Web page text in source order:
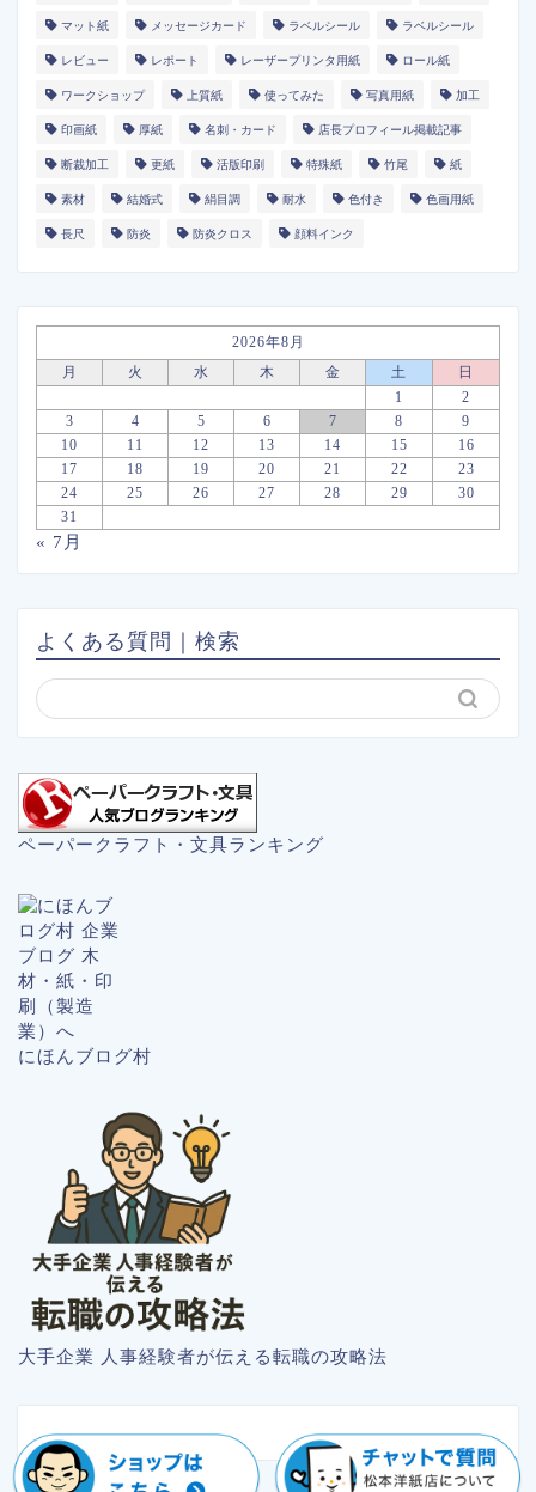
マット紙 メッセージカード ラベルシール ラベルシール
レビュー レポート レーザープリンタ用紙 ロール紙
ワークショップ 上質紙 使ってみた 写真用紙 加工
印画紙 厚紙 名刺・カード 店長プロフィール掲載記事
断裁加工 更紙 活版印刷 特殊紙 竹尾 紙
素材 結婚式 絹目調 耐水 色付き 色画用紙
長尺 防炎 防炎クロス 顔料インク
2026年8月
月
火 水 木 金 土
日
1
2
3
4 5 6 7 8
9
10
11 12 13 14 15
16
17
18 19 20 21 22
23
24
25 26 27 28 29
30
31
« 7月
よくある質問｜検索
ペーパークラフト・文具ランキング
にほんブログ村
大手企業 人事経験者が伝える転職の攻略法